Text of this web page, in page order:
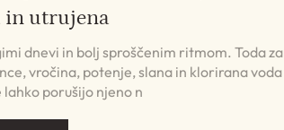
in utrujena
dnevi in bolj sproščenim ritmom. Toda za
vročina, potenje, slana in klorirana voda
porušijo njeno n